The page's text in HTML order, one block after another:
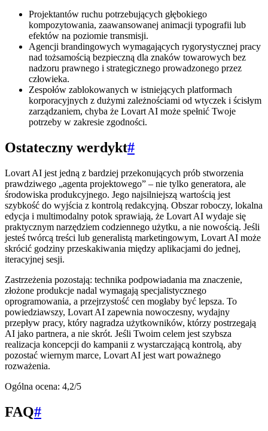
Projektantów ruchu potrzebujących głębokiego
kompozytowania, zaawansowanej animacji typografii lub
efektów na poziomie transmisji.
Agencji brandingowych wymagających rygorystycznej pracy
nad tożsamością bezpieczną dla znaków towarowych bez
nadzoru prawnego i strategicznego prowadzonego przez
człowieka.
Zespołów zablokowanych w istniejących platformach
korporacyjnych z dużymi zależnościami od wtyczek i ścisłym
zarządzaniem, chyba że Lovart AI może spełnić Twoje
potrzeby w zakresie zgodności.
Ostateczny werdykt#
Lovart AI jest jedną z bardziej przekonujących prób stworzenia
prawdziwego „agenta projektowego” – nie tylko generatora, ale
środowiska produkcyjnego. Jego najsilniejszą wartością jest
szybkość do wyjścia z kontrolą redakcyjną. Obszar roboczy, lokalna
edycja i multimodalny potok sprawiają, że Lovart AI wydaje się
praktycznym narzędziem codziennego użytku, a nie nowością. Jeśli
jesteś twórcą treści lub generalistą marketingowym, Lovart AI może
skrócić godziny przeskakiwania między aplikacjami do jednej,
iteracyjnej sesji.
Zastrzeżenia pozostają: technika podpowiadania ma znaczenie,
złożone produkcje nadal wymagają specjalistycznego
oprogramowania, a przejrzystość cen mogłaby być lepsza. To
powiedziawszy, Lovart AI zapewnia nowoczesny, wydajny
przepływ pracy, który nagradza użytkowników, którzy postrzegają
AI jako partnera, a nie skrót. Jeśli Twoim celem jest szybsza
realizacja koncepcji do kampanii z wystarczającą kontrolą, aby
pozostać wiernym marce, Lovart AI jest wart poważnego
rozważenia.
Ogólna ocena: 4,2/5
FAQ#